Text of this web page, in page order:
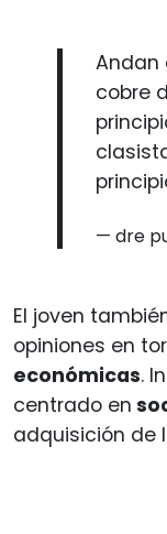
Andan
cobre
— dre
El joven
opiniones en
económicas.
centrado en
adquisición de